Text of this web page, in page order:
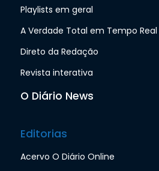
Playlists em geral
A Verdade Total em Tempo Real
Direto da Redação
Revista interativa
O Diário News
Editorias
Acervo O Diário Online